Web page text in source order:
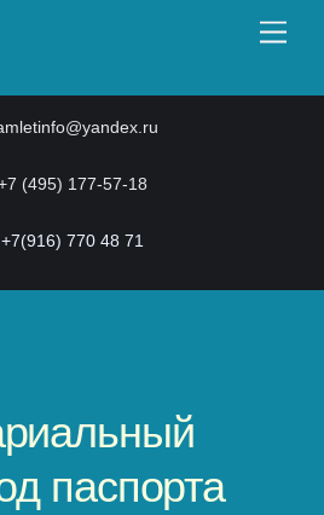
(495) 177-57-18
+7(916) 770 48 71
паспорта